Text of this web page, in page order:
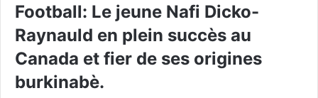
Football: Le jeune Nafi Dicko-
Raynauld en plein succès au
Canada et fier de ses origines
burkinabè.